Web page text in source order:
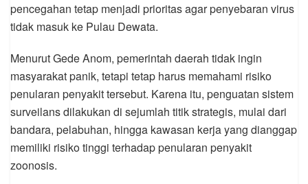
pencegahan tetap menjadi prioritas agar penyebaran virus
tidak masuk ke Pulau Dewata.
Menurut Gede Anom, pemerintah daerah tidak ingin
masyarakat panik, tetapi tetap harus memahami risiko
penularan penyakit tersebut. Karena itu, penguatan sistem
surveilans dilakukan di sejumlah titik strategis, mulai dari
bandara, pelabuhan, hingga kawasan kerja yang dianggap
memiliki risiko tinggi terhadap penularan penyakit
zoonosis.